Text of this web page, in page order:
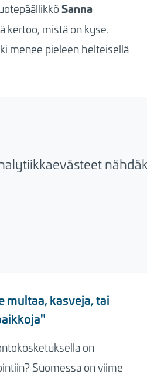
Sanna
kertoo, mistä on kyse.
menee pieleen helteisellä
multaa, kasveja, tai
on
Suomessa on viime